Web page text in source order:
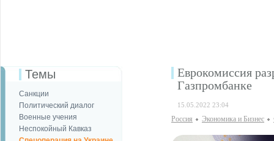
Темы
Санкции
Политический диалог
Военные учения
Неспокойный Кавказ
Еврокомиссия
Газпромбанке
15.05.2022 23:04
Россия Экономика и Бизнес